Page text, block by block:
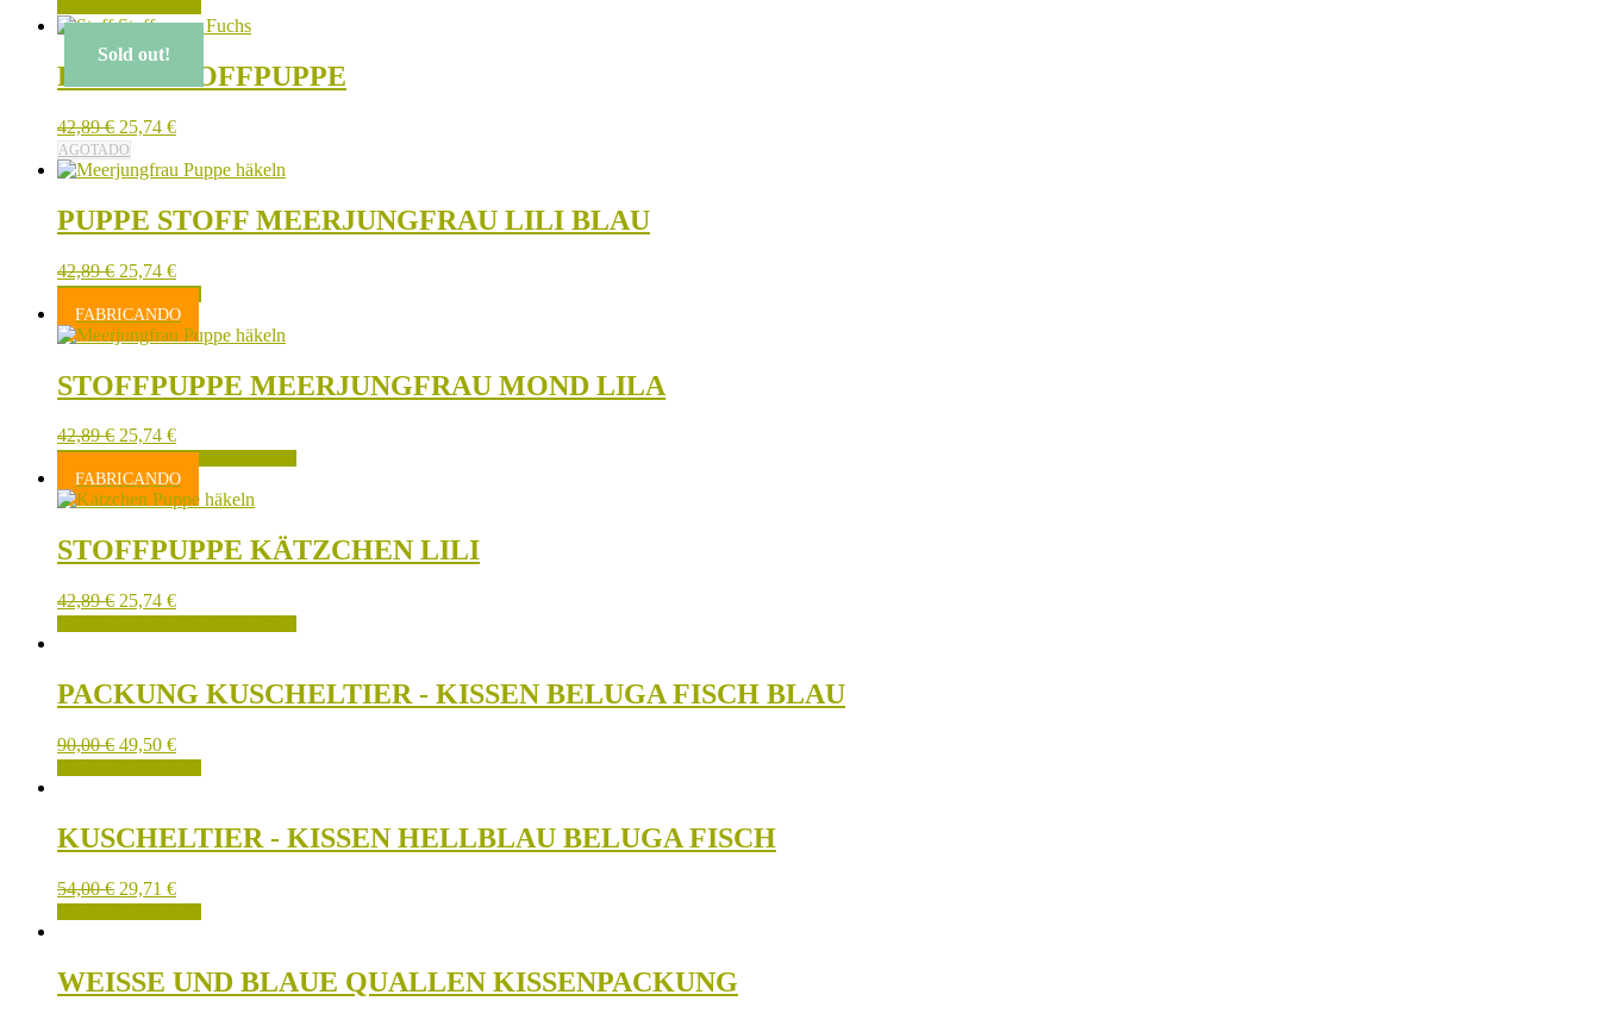
Sold out!
FUCHS STOFFPUPPE
42,89€ 25,74 €
AGOTADO
PUPPE STOFF MEERJUNGFRAU LILI BLAU
42,89€ 25,74 €
IN DEN WARENKORB
FABRICANDO
STOFFPUPPE MEERJUNGFRAU MOND LILA
42,89€ 25,74 €
FABRICANDO
STOFFPUPPE KÄTZCHEN LILI
42,89€ 25,74 €
PACKUNG KUSCHELTIER - KISSEN BELUGA FISCH BLAU
90,00€ 49,50 €
KUSCHELTIER - KISSEN HELLBLAU BELUGA FISCH
54,00€ 29,71 €
WEISSE UND BLAUE QUALLEN KISSENPACKUNG